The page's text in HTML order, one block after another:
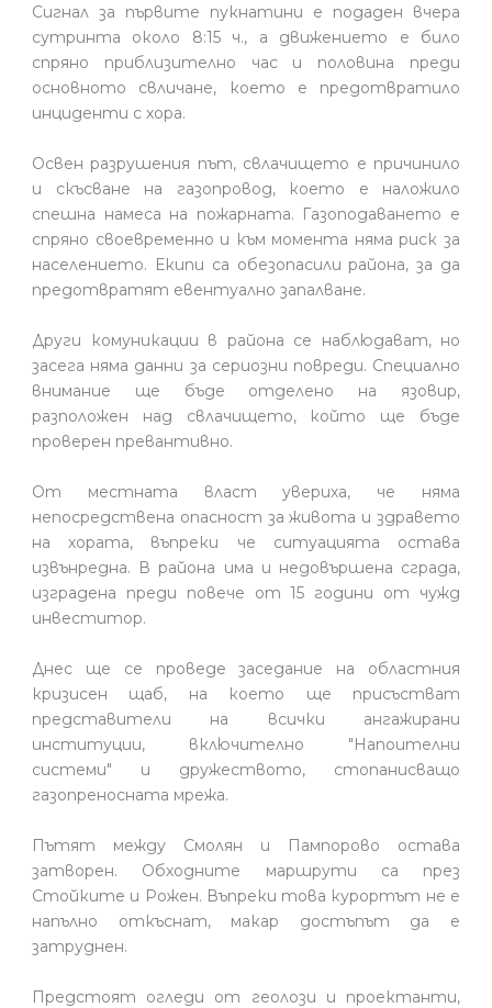
Сигнал за първите пукнатини е подаден вчера
сутринта около 8:15 ч., а движението е било
спряно приблизително час и половина преди
основното свличане, което е предотвратило
инциденти с хора.
Освен разрушения път, свлачището е причинило
и скъсване на газопровод, което е наложило
спешна намеса на пожарната. Газоподаването е
спряно своевременно и към момента няма риск за
населението. Екипи са обезопасили района, за да
предотвратят евентуално запалване.
Други комуникации в района се наблюдават, но
засега няма данни за сериозни повреди. Специално
внимание ще бъде отделено на язовир,
разположен над свлачището, който ще бъде
проверен превантивно.
От местната власт увериха, че няма
непосредствена опасност за живота и здравето
на хората, въпреки че ситуацията остава
извънредна. В района има и недовършена сграда,
изградена преди повече от 15 години от чужд
инвеститор.
Днес ще се проведе заседание на областния
кризисен щаб, на което ще присъстват
представители на всички ангажирани
институции, включително "Напоителни
системи" и дружеството, стопанисващо
газопреносната мрежа.
Пътят между Смолян и Пампорово остава
затворен. Обходните маршрути са през
Стойките и Рожен. Въпреки това курортът не е
напълно откъснат, макар достъпът да е
затруднен.
Предстоят огледи от геолози и проектанти,